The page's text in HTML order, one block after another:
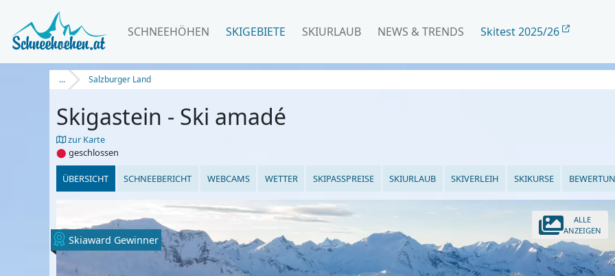
SCHNEEHÖHEN SKIGEBIETE SKIURLAUB NEWS & TRENDS Skitest 2025/26
... Salzburger Land
Skiaward Gewinner
Skigastein - Ski amadé
zur Karte
⬤ geschlossen
ÜBERSICHT SCHNEEBERICHT WEBCAMS WETTER SKIPASSPREISE SKIURLAUB SKIVERLEIH SKIKURSE
ALLE
ANZEIGEN